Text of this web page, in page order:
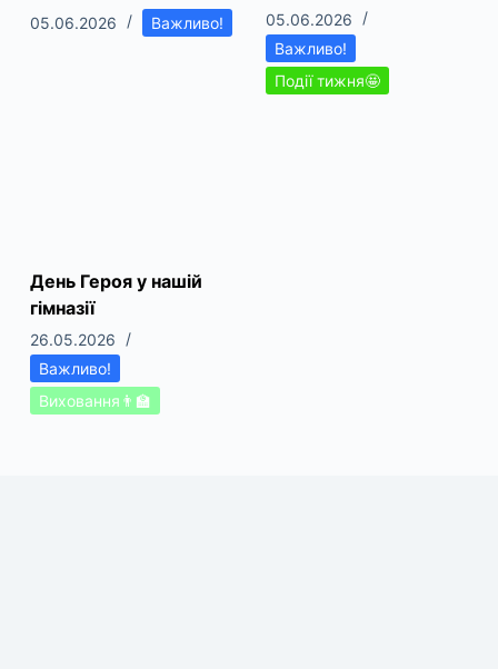
05.06.2026 Важливо!
05.06.2026
Важливо!
Події тижня🤩
День Героя у нашій
гімназії
26.05.2026
Важливо!
Виховання👨‍🏫